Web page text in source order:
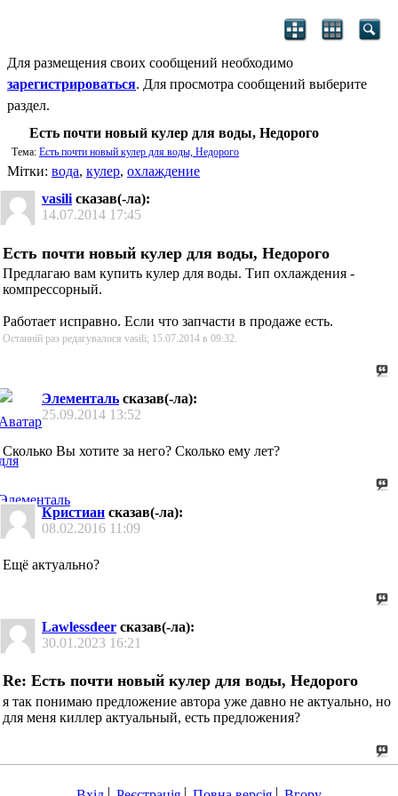
Для размещения своих сообщений необходимо
зарегистрироваться. Для просмотра сообщений выберите
раздел.
Есть почти новый кулер для воды, Недорого
Тема: Есть почти новый кулер для воды, Недорого
Мітки: вода, кулер, охлаждение
vasili сказав(-ла):
14.07.2014 17:45
Есть почти новый кулер для воды, Недорого
Предлагаю вам купить кулер для воды. Тип охлаждения -
компрессорный.
Работает исправно. Если что запчасти в продаже есть.
Останній раз редагувалося vasili; 15.07.2014 в 09:32.
Элементаль сказав(-ла):
25.09.2014 13:52
Сколько Вы хотите за него? Сколько ему лет?
Кристиан сказав(-ла):
08.02.2016 11:09
Ещё актуально?
Lawlessdeer сказав(-ла):
30.01.2023 16:21
Re: Есть почти новый кулер для воды, Недорого
я так понимаю предложение автора уже давно не актуально, но
для меня киллер актуальный, есть предложения?